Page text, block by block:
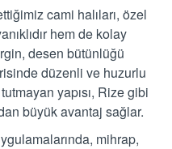
cami halıları, özel
hem de kolay
desen bütünlüğü
düzenli ve huzurlu
yapısı, Rize gibi
büyük avantaj sağlar.
mihrap,